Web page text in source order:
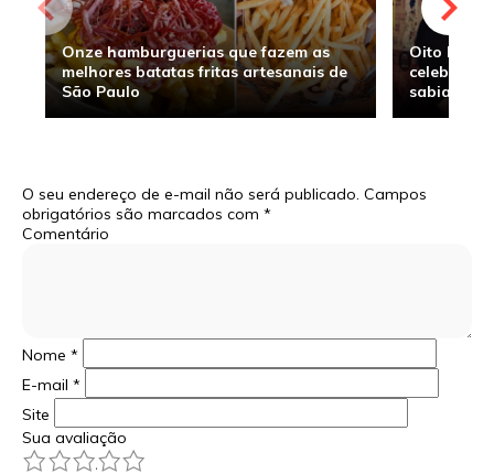
Onze hamburguerias que fazem as
melhores batatas fritas artesanais de
São Paulo
Oito
sabia
O seu endereço de e-mail não será publicado. Campos
obrigatórios são marcados com *
Comentário
Nome *
E-mail *
Site
Sua avaliação
5
4
3
2